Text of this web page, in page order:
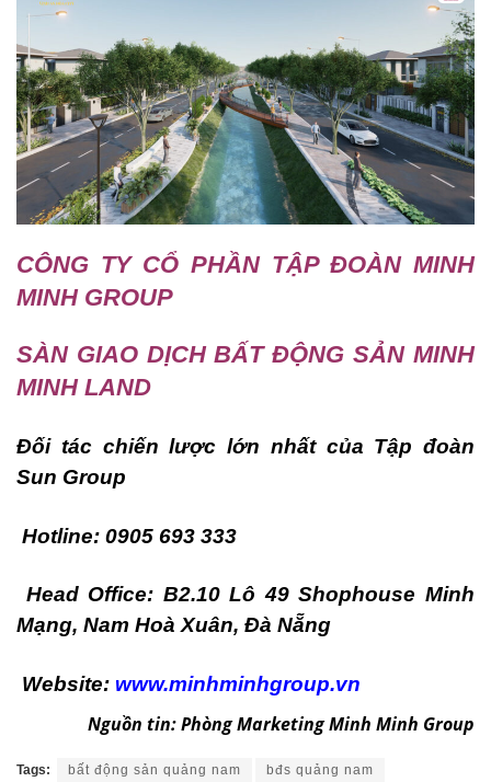
CÔNG TY CỔ PHẦN TẬP ĐOÀN MINH
MINH GROUP
SÀN GIAO DỊCH BẤT ĐỘNG SẢN MINH
MINH LAND
Đối tác chiến lược lớn nhất của Tập đoàn
Sun Group
Hotline: 0905 693 333
Head Office: B2.10 Lô 49 Shophouse Minh
Mạng, Nam Hoà Xuân, Đà Nẵng
Website: www.minhminhgroup.vn
Nguồn tin: Phòng Marketing Minh Minh Group
Tags: bất động sản quảng nam bđs quảng nam